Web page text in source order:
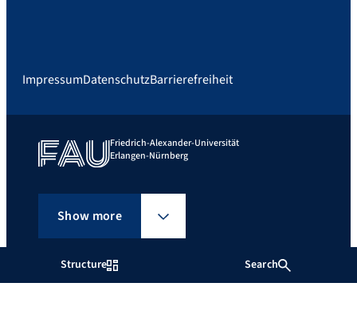
Structure Search
ImpressumDatenschutzBarrierefreiheit
Friedrich-Alexander-Universität
Erlangen-Nürnberg
Show more